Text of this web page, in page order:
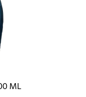
ML